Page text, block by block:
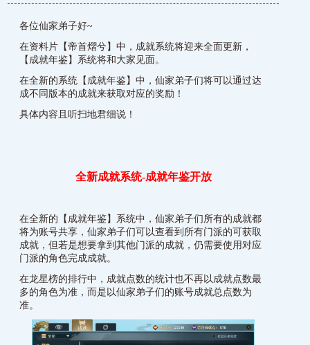
各位仙家弟子好~
在资料片【帝首熠兮】中，成就系统将迎来全面更新，
【成就年鉴】系统将和大家见面。
在全新的系统【成就年鉴】中，仙家弟子们将可以通过达
成不同版本的成就来获取对应的奖励！
具体内容且听扫地君细说！
全新成就系统-成就年鉴开放
在全新的【成就年鉴】系统中，仙家弟子们所有的成就都
将为账号共享，仙家弟子们可以查看到所有门派的可获取
成就，但若是想要拿到其他门派的成就，仍需要使用对应
门派的角色完成成就。
在龙星榜的排行中，成就点数的统计也不再以成就点数最
多的角色为准，而是以仙家弟子们的账号成就总点数为
准。